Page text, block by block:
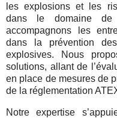
les explosions et les
dans le domaine de
accompagnons les
dans la prévention
explosives. Nous
solutions, allant de
en place de mesures de
de la réglementation
Notre expertise